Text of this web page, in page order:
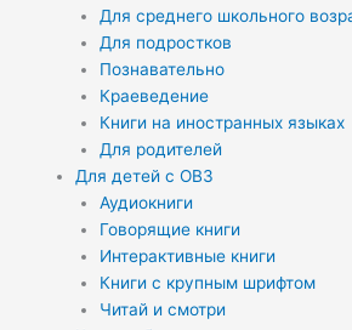
Для среднего школьного
Для подростков
Познавательно
Краеведение
Книги на иностранных языках
Для родителей
Для детей с ОВЗ
Аудиокниги
Говорящие книги
Интерактивные книги
Книги с крупным шрифтом
Читай и смотри